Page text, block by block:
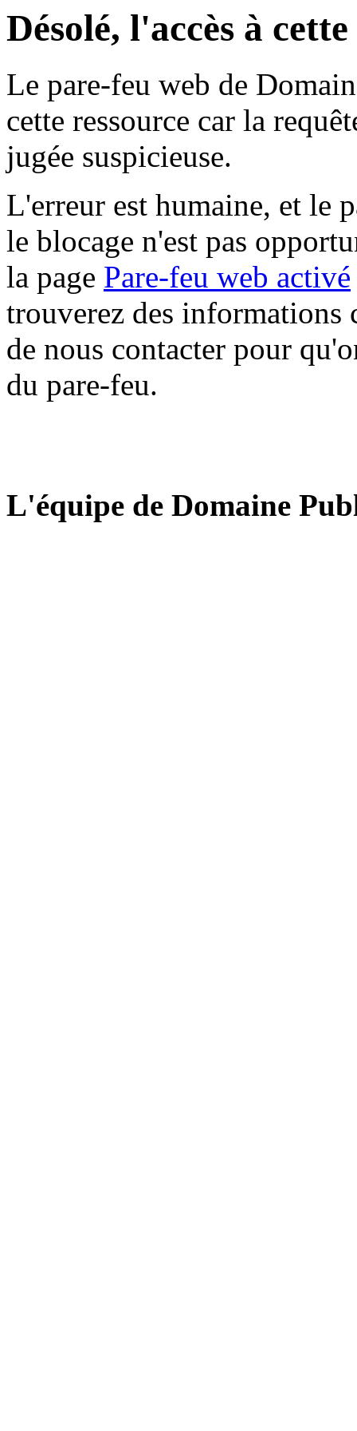
Désolé, l'accès à
Le pare-feu web de
cette ressource car la
jugée suspicieuse.
L'erreur est humaine, et le
le blocage n'est pas
la page Pare-feu web activé
trouverez des informations
de nous contacter pour
du pare-feu.
L'équipe de Domaine